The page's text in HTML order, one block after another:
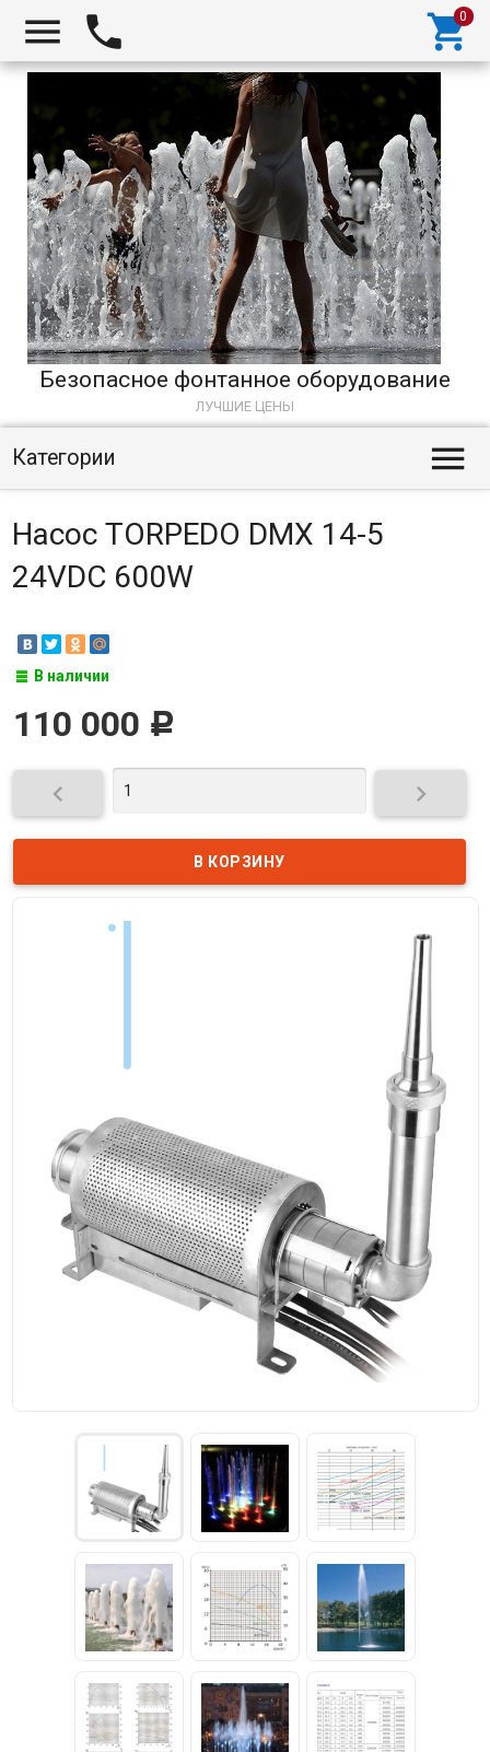
  
Безопасное фонтанное оборудование
ЛУЧШИЕ ЦЕНЫ
Категории 
Насос TORPEDO DMX 14-5
24VDC 600W
В наличии
110 000 Р
 